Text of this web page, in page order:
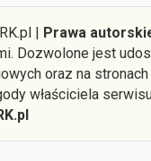
| Prawa
Dozwolone jest
oraz na
właściciela